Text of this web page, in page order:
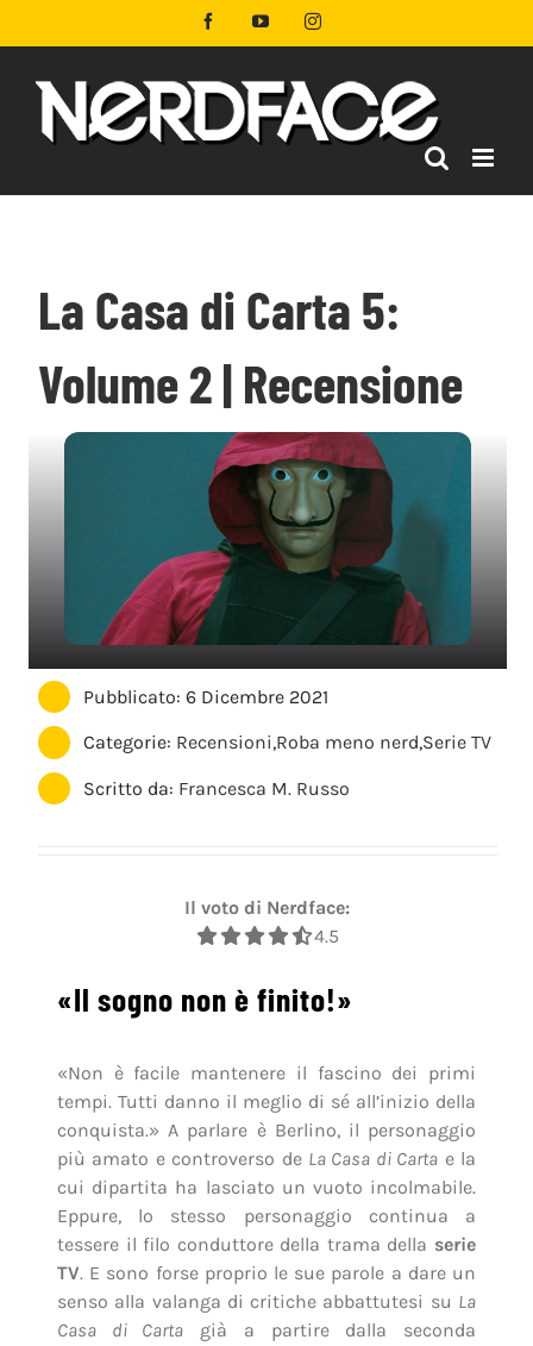
al
FacebookYouTubeInstagram
La Casa di Carta 5:
Volume 2 | Recensione
Pubblicato: 6 Dicembre 2021
Categorie: Recensioni,Roba meno nerd,Serie TV
Scritto da: Francesca M. Russo
Il voto di Nerdface:
4.5
«Il sogno non è finito!»
«Non è facile mantenere il fascino dei primi
tempi. Tutti danno il meglio di sé all’inizio della
conquista.» A parlare è Berlino, il personaggio
più amato e controverso de La Casa di Carta e la
cui dipartita ha lasciato un vuoto incolmabile.
Eppure, lo stesso personaggio continua a
tessere il filo conduttore della trama della serie
TV. E sono forse proprio le sue parole a dare un
senso alla valanga di critiche abbattutesi su La
Casa di Carta già a partire dalla seconda